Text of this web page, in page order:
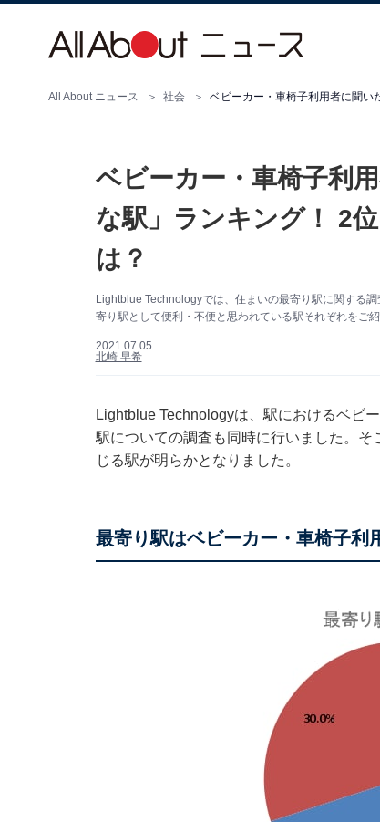
All About ニュース 社会
ベビーカー・車椅子利
な駅」ランキング！ 2
は？
Lightblue Technologyでは、住まいの最寄り駅に関する
寄り駅として便利・不便と思われている駅それぞれをご紹
2021.07.05
北崎 早希
Lightblue Technologyは、駅におけるベビ
駅についての調査も同時に行いました。
じる駅が明らかとなりました。
最寄り駅はベビーカー・車椅子利